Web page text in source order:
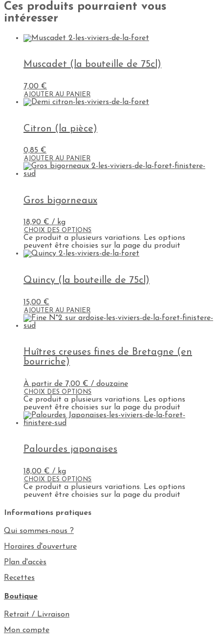
Ces produits pourraient vous
intéresser
Muscadet (la bouteille de 75cl)
7,00 €
AJOUTER AU PANIER
Citron (la pièce)
0,85 €
AJOUTER AU PANIER
Gros bigorneaux
18,90 € / kg
CHOIX DES OPTIONS
Ce produit a plusieurs variations. Les options
peuvent être choisies sur la page du produit
Quincy (la bouteille de 75cl)
15,00 €
AJOUTER AU PANIER
Huîtres creuses fines de Bretagne (en
bourriche)
À partir de 7,00 € / douzaine
CHOIX DES OPTIONS
Ce produit a plusieurs variations. Les options
peuvent être choisies sur la page du produit
Palourdes japonaises
18,00 € / kg
CHOIX DES OPTIONS
Ce produit a plusieurs variations. Les options
peuvent être choisies sur la page du produit
Informations pratiques
Qui sommes-nous ?
Horaires d'ouverture
Plan d'accès
Recettes
Boutique
Retrait / Livraison
Mon compte